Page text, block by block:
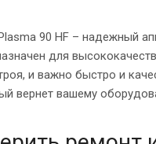
90 HF – надежный
для
и важно быстро и
вернет вашему